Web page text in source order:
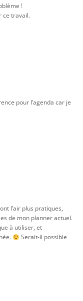
!
ce travail.
pour l’agenda car je
l’air plus pratiques,
de mon planner actuel.
à utiliser, et
Serait-il possible